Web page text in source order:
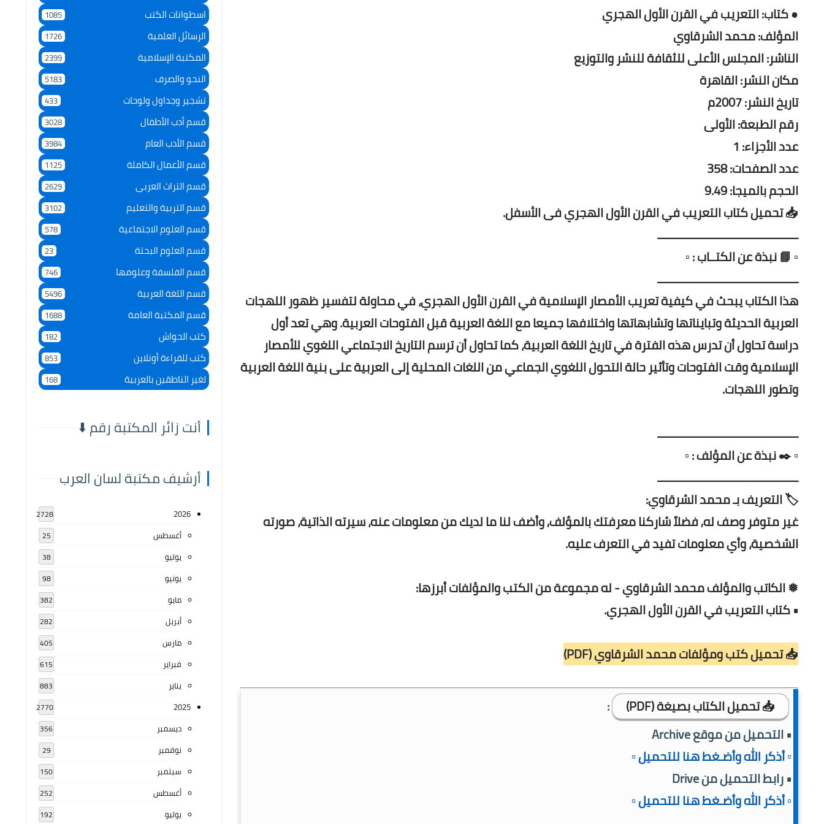
● كتاب: التعريب في القرن الأول الهجري
المؤلف: محمد الشرقاوي
الناشر: المجلس الأعلى للثقافة للنشر والتوزيع
مكان النشر: القاهرة
تاريخ النشر: 2007م
رقم الطبعة: الأولى
عدد الأجزاء: 1
عدد الصفحات: 358
الحجم بالميجا: 9.49
📥 تحميل كتابالتعريب في القرن الأول الهجريفى الأسفل.
ــــــــــــــــــــــــــــــــــــــــــــــ
▫️ 📘 نبذة عن الكتــاب : ▫️
ــــــــــــــــــــــــــــــــــــــــــــــ
هذا الكتاب يبحث في كيفية تعريب الأمصار الإسلامية في القرن الأول الهجري، في محاولة لتفسير ظهور اللهجات
العربية الحديثة وتبايناتها وتشابهاتها واختلافها جميعا مع اللغة العربية قبل الفتوحات العربية. وهي تعد أول
دراسة تحاول أن تدرس هذه الفترة في تاريخ اللغة العربية، كما تحاول أن ترسم التاريخ الاجتماعي اللغوي للأمصار
الإسلامية وقت الفتوحات وتأثيرحالة التحول اللغوي الجماعي من اللغات المحلية إلى العربية على بنية اللغة العربية
وتطور اللهجات.
ــــــــــــــــــــــــــــــــــــــــــــــ
▫️ ✒️ نبذة عن المؤلف : ▫️
ــــــــــــــــــــــــــــــــــــــــــــــ
🏷️ التعريف بـ محمد الشرقاوي:
غير متوفر وصف له, فضلاً شاركنا معرفتك بالمؤلف, وأضف لنا ما لديك من معلومات عنه، سيرته الذاتية، صورته
الشخصية، وأي معلومات تفيد في التعرف عليه.
❅ الكاتب والمؤلف محمد الشرقاوي - له مجموعة من الكتب والمؤلفات أبرزها:
• كتاب التعريب في القرن الأول الهجري.
📥 تحميل كتب ومؤلفات محمد الشرقاوي (PDF)
📥 تحميل الكتاب بصيغة (PDF)
:
• التحميل من موقع Archive
▫️ أذكر الله وأضـغط هنا للتحميل ▫️
• رابط التحميل من Drive
▫️ أذكر الله وأضـغط هنا للتحميل ▫️
اسطوانات الكتب 1085
الرسائل العلمية 1726
المكتبة الإسلامية 2399
النحو والصرف 5183
تشجير وجداول ولوحات 433
قسم أدب الأطفال 3028
قسم الأدب العام 3984
قسم الأعمال الكاملة 1125
قسم التراث العربى 2629
قسم التربية والتعليم 3102
قسم العلوم الاجتماعية 578
قسم العلوم البحتة 23
قسم الفلسفة وعلومها 746
قسم اللغة العربية 5496
قسم المكتبة العامة 1688
كتب الحواش 182
كتب للقراءة أونلاين 853
لغير الناطقين بالعربية 168
أنت زائر المكتبة رقم ⬇️
أرشيف مكتبة لسان العرب
2026
2728
أغسطس 25
يوليو 38
يونيو 98
مايو 382
أبريل 282
مارس 405
فبراير 615
يناير 883
2025
2770
ديسمبر 356
نوفمبر 29
سبتمبر 150
أغسطس 252
يوليو 192